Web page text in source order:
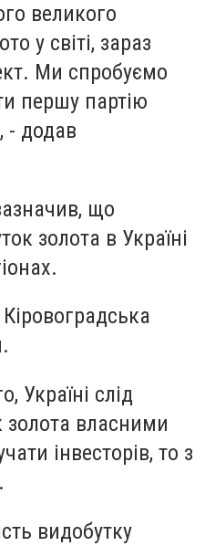
великого
у світі, зараз
Ми спробуємо
першу партію
- додав
що
золота в Україні
Кіровоградська
Україні слід
золота власними
інвесторів, то з
видобутку